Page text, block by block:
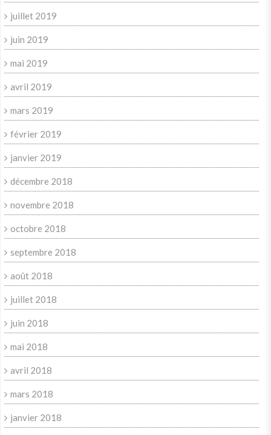
juillet 2019
juin 2019
mai 2019
avril 2019
mars 2019
février 2019
janvier 2019
décembre 2018
novembre 2018
octobre 2018
septembre 2018
août 2018
juillet 2018
juin 2018
mai 2018
avril 2018
mars 2018
janvier 2018